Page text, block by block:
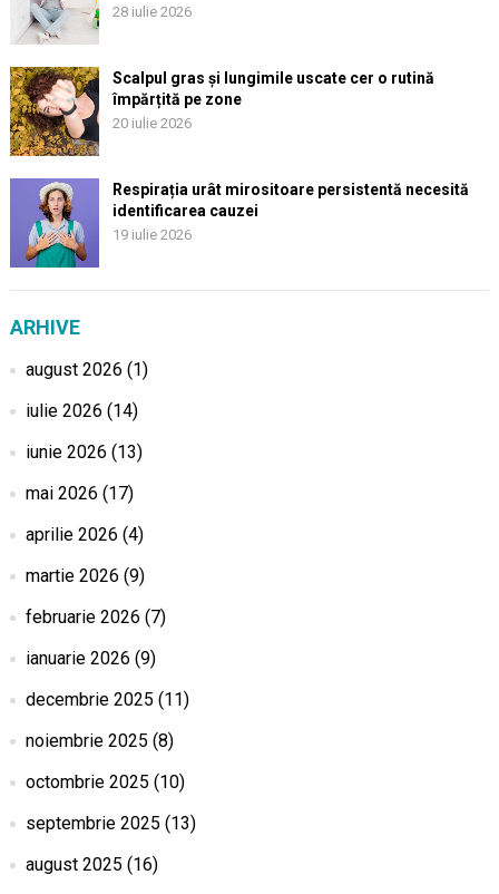
28 iulie 2026
Scalpul gras și lungimile uscate cer o rutină
împărțită pe zone
20 iulie 2026
Respirația urât mirositoare persistentă necesită
identificarea cauzei
19 iulie 2026
ARHIVE
august 2026 (1)
iulie 2026 (14)
iunie 2026 (13)
mai 2026 (17)
aprilie 2026 (4)
martie 2026 (9)
februarie 2026 (7)
ianuarie 2026 (9)
decembrie 2025 (11)
noiembrie 2025 (8)
octombrie 2025 (10)
septembrie 2025 (13)
august 2025 (16)